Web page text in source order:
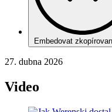
Embedovat
27. dubna 2026
Video